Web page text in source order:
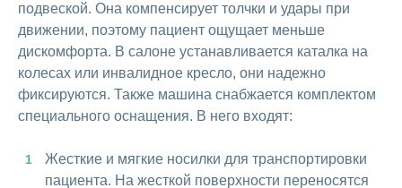
подвеской. Она компенсирует толчки и удары при
движении, поэтому пациент ощущает меньше
дискомфорта. В салоне устанавливается каталка на
колесах или инвалидное кресло, они надежно
фиксируются. Также машина снабжается комплектом
специального оснащения. В него входят:
Жесткие и мягкие носилки для транспортировки
пациента. На жесткой поверхности переносятся